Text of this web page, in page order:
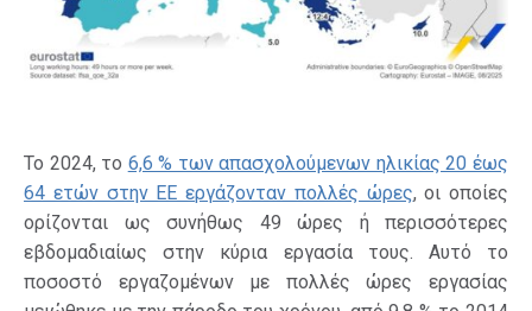
Το 2024, το 6,6 % των απασχολούμενων ηλικίας 20 έως
64 ετών στην ΕΕ εργάζονταν πολλές ώρες, οι οποίες
ορίζονται ως συνήθως 49 ώρες ή περισσότερες
εβδομαδιαίως στην κύρια εργασία τους. Αυτό το
ποσοστό εργαζομένων με πολλές ώρες εργασίας